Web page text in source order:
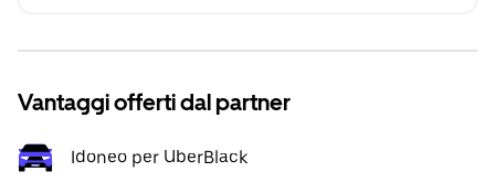
Vantaggi offerti dal partner
Idoneo per UberBlack